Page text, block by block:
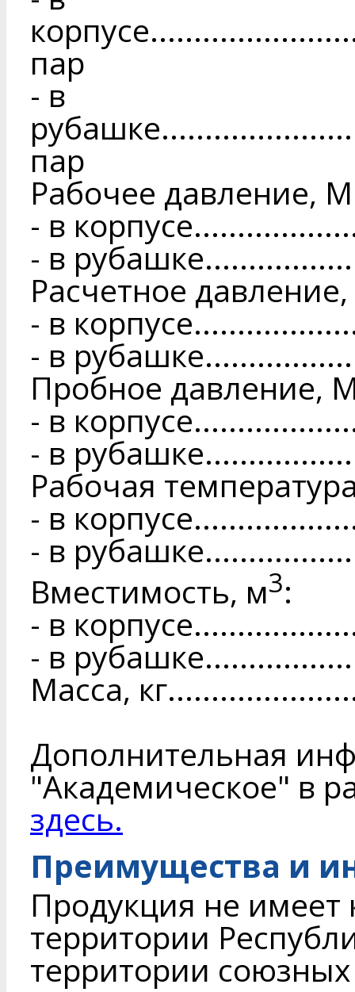
пар
- в
пар
Рабочее давление,
- в
- в
Расчетное
- в
- в
Пробное давление,
- в
- в
Рабочая
- в
- в
Вместимость, м3:
- в
- в
Масса,
Дополнительная
"Академическое" в
здесь.
Преимущества и
Продукция не имеет
территории
территории союзных